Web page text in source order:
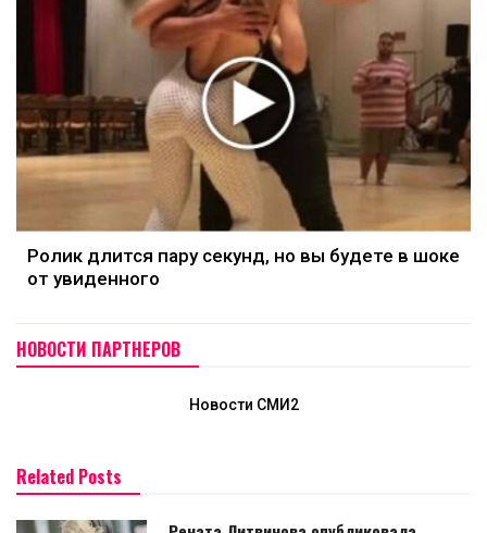
Ролик длится пару секунд, но вы будете в шоке
от увиденного
НОВОСТИ ПАРТНЕРОВ
Новости СМИ2
Related Posts